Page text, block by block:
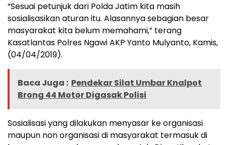
“Sesuai petunjuk dari Polda Jatim kita masih
sosialisasikan aturan itu. Alasannya sebagian besar
masyarakat kita belum memahami,” terang
Kasatlantas Polres Ngawi AKP Yanto Mulyanto, Kamis,
(04/04/2019).
Baca Juga : Pendekar Silat Umbar Knalpot
Brong 44 Motor Digasak Polisi
Sosialisasi yang dilakukan menyasar ke organisasi
maupun non organisasi di masyarakat termasuk di